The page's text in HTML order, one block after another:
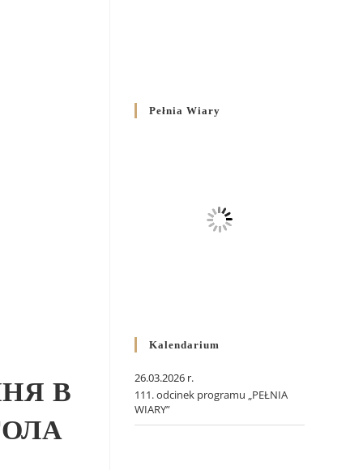
В
Pełnia Wiary
Kalendarium
26.03.2026 r.
111. odcinek programu „PEŁNIA
WIARY”